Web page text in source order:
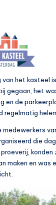
van het kasteel
gegaan, het
en de
regelmatig
medewerkers
die
konden
maken en was